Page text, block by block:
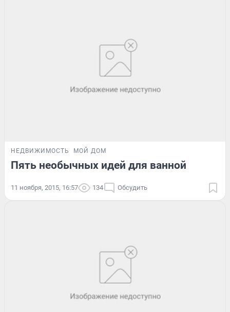
НЕДВИЖИМОСТЬ МОЙ ДОМ
Пять необычных идей для ванной
11 ноября, 2015, 16:57 134 Обсудить